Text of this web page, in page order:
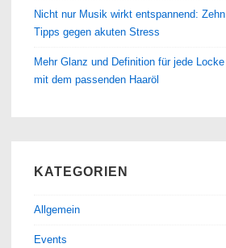
Nicht nur Musik wirkt entspannend: Zehn
Tipps gegen akuten Stress
Mehr Glanz und Definition für jede Locke
mit dem passenden Haaröl
KATEGORIEN
Allgemein
Events